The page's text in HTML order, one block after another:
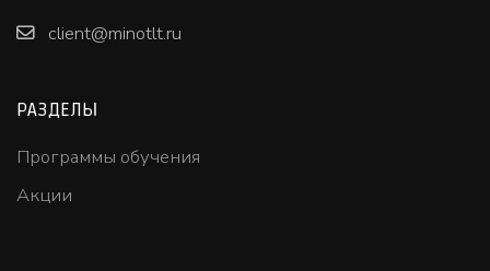
client@minotlt.ru
РАЗДЕЛЫ
Программы обучения
Акции